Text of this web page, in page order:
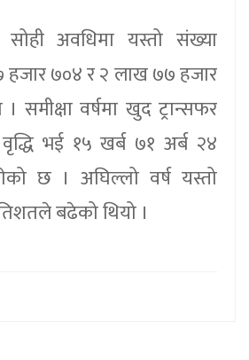
सोही अवधिमा यस्तो संख्या
हजार ७०४ र २ लाख ७७ हजार
समीक्षा वर्षमा खुद ट्रान्सफर
भई १५ खर्ब ७१ अर्ब २४
छ । अघिल्लो वर्ष यस्तो
बढेको थियो ।